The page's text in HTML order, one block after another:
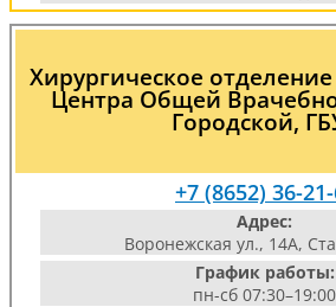
Хирургическое
Центра Общей
Городской,
+7 (8652) 36-21-
Адрес:
Воронежская ул., 14А,
График работы:
пн-сб 07:30–19:00